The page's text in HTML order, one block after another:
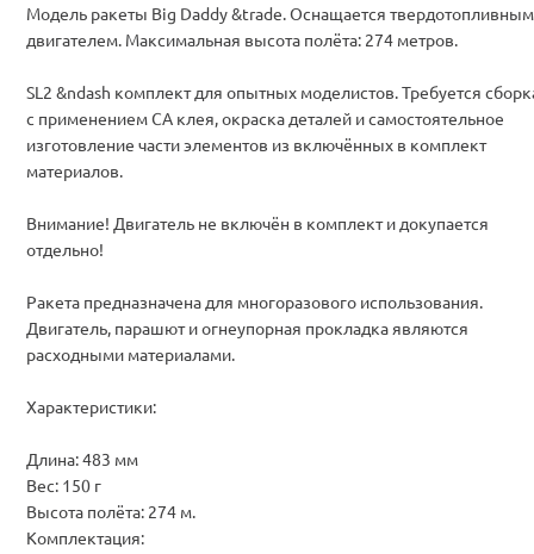
Модель ракеты Big Daddy &trade. Оснащается твердотопливным
двигателем. Максимальная высота полёта: 274 метров.
SL2 &ndash комплект для опытных моделистов. Требуется
с применением CA клея, окраска деталей и самостоятельное
изготовление части элементов из включённых в комплект
материалов.
Внимание! Двигатель не включён в комплект и докупается
отдельно!
Ракета предназначена для многоразового использования.
Двигатель, парашют и огнеупорная прокладка являются
расходными материалами.
Характеристики:
Длина: 483 мм
Вес: 150 г
Высота полёта: 274 м.
Комплектация: